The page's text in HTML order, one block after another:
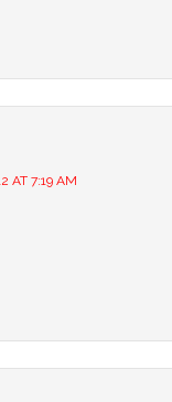
AT 7:19 AM